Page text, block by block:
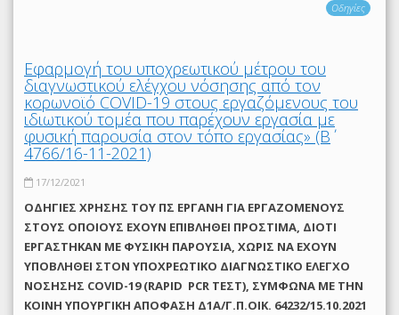
Οδηγίες
Εφαρμογή του υποχρεωτικού μέτρου του
διαγνωστικού ελέγχου νόσησης από τον
κορωνοϊό COVID-19 στους εργαζόμενους του
ιδιωτικού τομέα που παρέχουν εργασία με
φυσική παρουσία στον τόπο εργασίας» (Β΄
4766/16-11-2021)
17/12/2021
ΟΔΗΓΙΕΣ ΧΡΗΣΗΣ ΤΟΥ ΠΣ ΕΡΓΑΝΗ ΓΙΑ ΕΡΓΑΖΟΜΕΝΟΥΣ
ΣΤΟΥΣ ΟΠΟΙΟΥΣ ΕΧΟΥΝ ΕΠΙΒΛΗΘΕΙ ΠΡΟΣΤΙΜΑ, ΔΙΟΤΙ
ΕΡΓΑΣΤΗΚΑΝ ΜΕ ΦΥΣΙΚΗ ΠΑΡΟΥΣΙΑ, ΧΩΡΙΣ ΝΑ ΕΧΟΥΝ
ΥΠΟΒΛΗΘΕΙ ΣΤΟΝ ΥΠΟΧΡΕΩΤΙΚΟ ΔΙΑΓΝΩΣΤΙΚΟ ΕΛΕΓΧΟ
ΝΟΣΗΣΗΣ COVID-19 (RAPID PCR ΤΕΣΤ), ΣΥΜΦΩΝΑ ΜΕ THN
ΚΟΙΝΗ ΥΠΟΥΡΓΙΚΗ ΑΠΟΦΑΣΗ Δ1Α/Γ.Π.ΟΙΚ. 64232/15.10.2021